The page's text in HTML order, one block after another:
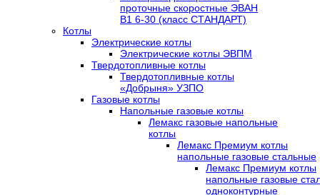
проточные скоростные ЭВАН
В1 6-30 (класс СТАНДАРТ)
Котлы
Электрические котлы
Электрические котлы ЭВПМ
Твердотопливные котлы
Твердотопливные котлы
«Добрыня» УЗПО
Газовые котлы
Напольные газовые котлы
Лемакс газовые напольные
котлы
Лемакс Премиум котлы
напольные газовые стальные
Лемакс Премиум котлы
напольные газовые
одноконтурные